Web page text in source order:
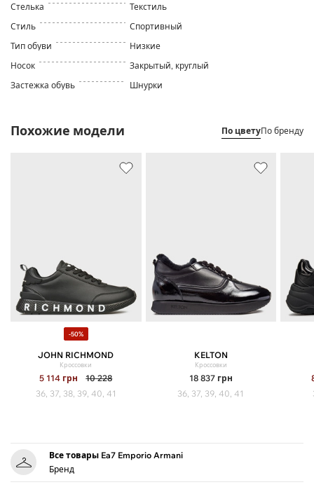
Стелька
Текстиль
Стиль
Спортивный
Тип обуви
Низкие
Носок
Закрытый, круглый
Застежка обувь
Шнурки
Похожие модели По цветуПо бренду
-50%
JOHN RICHMOND
Кроссовки
5 114 грн
10 228
36, 37, 38, 39, 40, 41
KELTON
Кроссовки
18 837 грн
36, 37, 39, 40, 41
Все товары Ea7 Emporio Armani
Бренд